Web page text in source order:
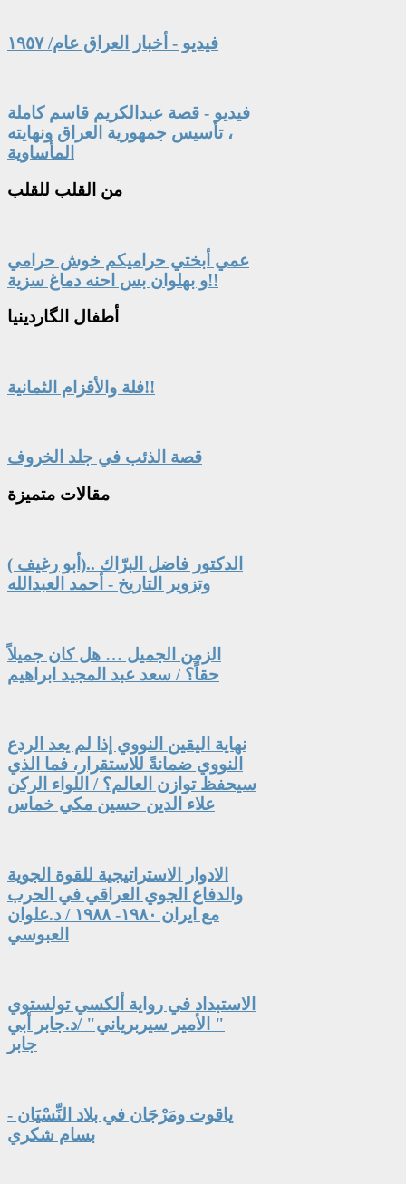
فيديو - أخبار العراق عام/ ١٩٥٧
فيديو - قصة عبدالكريم قاسم كاملة
، تأسيس جمهورية العراق ونهايته
المأساوية
من القلب للقلب
عمي أبختي حراميكم خوش حرامي
و بهلوان بس احنه دماغ سزية!!
أطفال الگاردينيا
فلة والأقزام الثمانية!!
قصة الذئب في جلد الخروف
مقالات متميزة
الدكتور فاضل البرّاك ..(أبو رغيف )
وتزوير التاريخ - أحمد العبدالله
الزمن الجميل … هل كان جميلاً
حقاً؟ / سعد عبد المجيد ابراهيم
نهاية اليقين النووي إذا لم يعد الردع
النووي ضمانةً للاستقرار، فما الذي
سيحفظ توازن العالم؟ / اللواء الركن
علاء الدين حسين مكي خماس
الادوار الاستراتيجية للقوة الجوية
والدفاع الجوي العراقي في الحرب
مع ايران ١٩٨٠- ١٩٨٨ / د.علوان
العبوسي
الاستبداد في رواية ألكسي تولستوي
" الأمير سيربرياني" /د.جابر أبي
جابر
ياقوت ومَرْجَان في بلاد النِّسْيَان -
بسام شكري